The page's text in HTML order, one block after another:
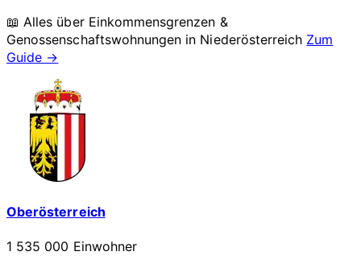
📖 Alles über Einkommensgrenzen &
Genossenschaftswohnungen in Niederösterreich Zum
Guide →
Oberösterreich
1 535 000 Einwohner